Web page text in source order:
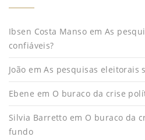
Ibsen Costa Manso em As
confiáveis?
João emAs pesquisas eleitorais
Ebene em O buraco da crise
Silvia Barretto em O buraco da
fundo